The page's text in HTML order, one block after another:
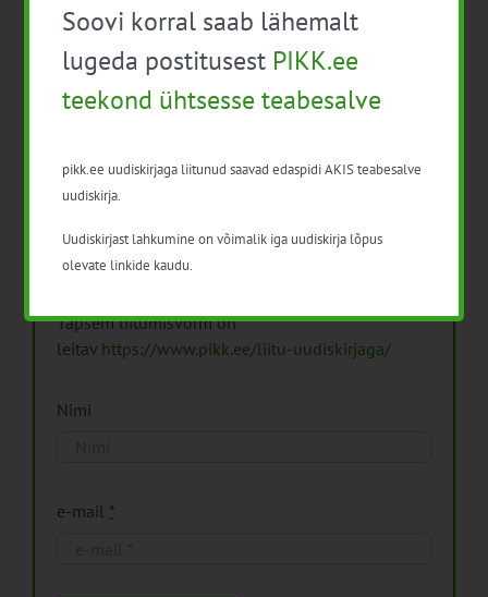
Pikk.ee uudiskirjaga liitumine.
Isikuandmeid töötleme vastavalt
Isikuandmete
Täpsem liitumisvorm on
leitav https://www.pikk.ee/liitu-uudiskirjaga/
Nimi
e-mail *
Soovi korral saab lähemalt
lugeda postitusest PIKK.ee
teekond ühtsesse teabesalve
pikk.ee uudiskirjaga liitunud saavad edaspidi AKIS teabesalve
uudiskirja.
Uudiskirjast lahkumine on võimalik iga uudiskirja lõpus
olevate linkide kaudu.